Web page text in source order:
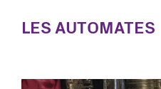
LES AUTOMATES